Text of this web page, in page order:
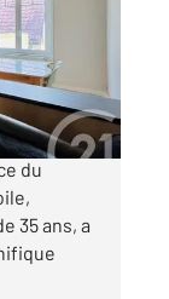
étage
du
35 ans, a